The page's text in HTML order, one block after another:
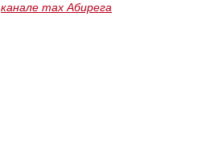
канале max Абирега